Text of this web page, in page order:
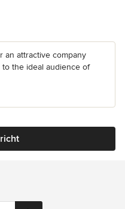
an attractive company
the ideal audience of